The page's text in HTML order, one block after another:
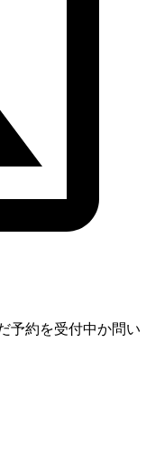
予約を受付中か問い